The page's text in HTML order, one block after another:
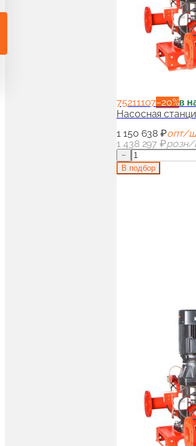
75211107−20%в
Насосная
1 150 638 ₽опт/
1 438 297 ₽
−
В подбор